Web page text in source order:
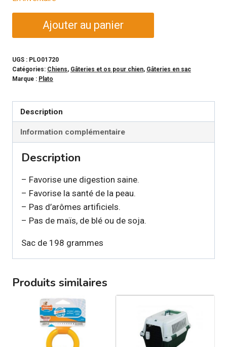
-
Sac
jerky
Canard
Cerise
pour
Ajouter au panier
UGS : PLO01720
Catégories: Chiens, Gâteries et os pour chien, Gâteries en sac
Marque : Plato
Description
Information complémentaire
Description
– Favorise une digestion saine.
– Favorise la santé de la peau.
– Pas d’arômes artificiels.
– Pas de maïs, de blé ou de soja.
Sac de 198 grammes
Produits similaires